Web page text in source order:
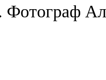
Фотограф